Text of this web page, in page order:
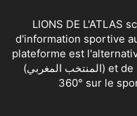
LIONS DE L'ATLAS
d'information sportive
plateforme est
(المنتخب المغربي) et de la Botola Pro avec un regard de